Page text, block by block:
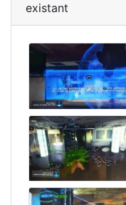
existant